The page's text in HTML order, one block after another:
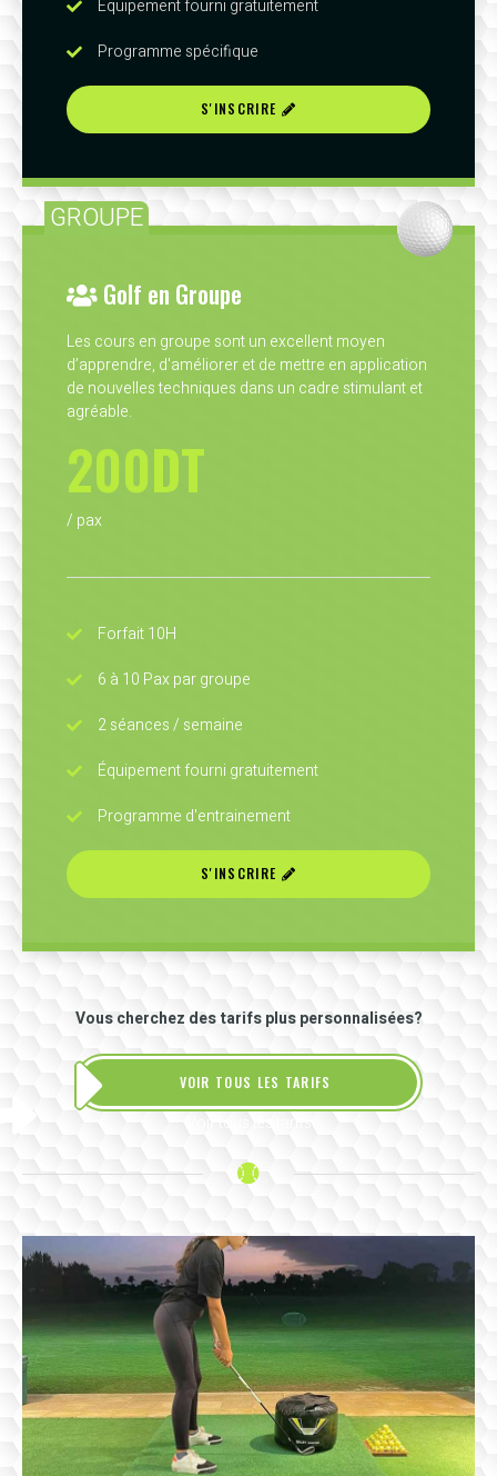
Équipement fourni gratuitement
Programme spécifique
S'INSCRIRE
GROUPE
Golf en Groupe
Les cours en groupe sont un excellent moyen
d’apprendre, d'améliorer et de mettre en application
de nouvelles techniques dans un cadre stimulant et
agréable.
200DT
/ pax
Forfait 10H
6 à 10 Pax par groupe
2 séances / semaine
Équipement fourni gratuitement
Programme d'entrainement
S'INSCRIRE
Vous cherchez des tarifs plus personnalisées?
VOIR TOUS LES TARIFS